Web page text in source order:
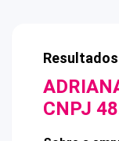
CNPJ